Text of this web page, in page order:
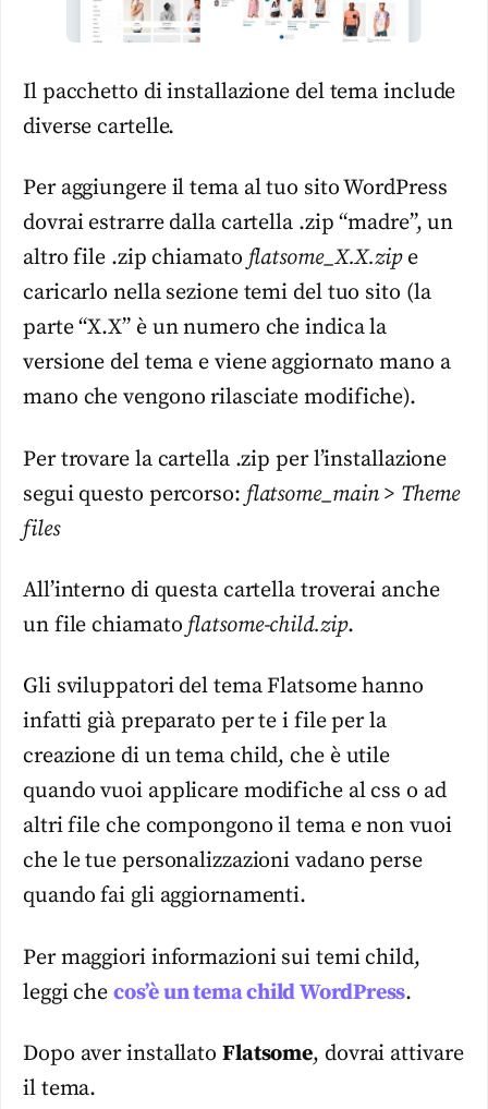
Il pacchetto di installazione del tema include
diverse cartelle.
Per aggiungere il tema al tuo sito WordPress
dovrai estrarre dalla cartella .zip “madre”, un
altro file .zip chiamato flatsome_X.X.zipe
caricarlo nella sezione temi del tuo sito (la
parte “X.X” è un numero che indica la
versione del tema e viene aggiornato mano a
mano che vengono rilasciate modifiche).
Per trovare la cartella .zip per l’installazione
segui questo percorso: flatsome_main> Theme
files
All’interno di questa cartella troverai anche
un file chiamato flatsome-child.zip.
Gli sviluppatori del tema Flatsome hanno
infatti già preparato per te i file per la
creazione di un tema child, che è utile
quando vuoi applicare modifiche al css o ad
altri file che compongono il tema e non vuoi
che le tue personalizzazioni vadano perse
quando fai gli aggiornamenti.
Per maggiori informazioni sui temi child,
leggi checos’è un tema child WordPress.
Dopo aver installato Flatsome, dovrai attivare
il tema.